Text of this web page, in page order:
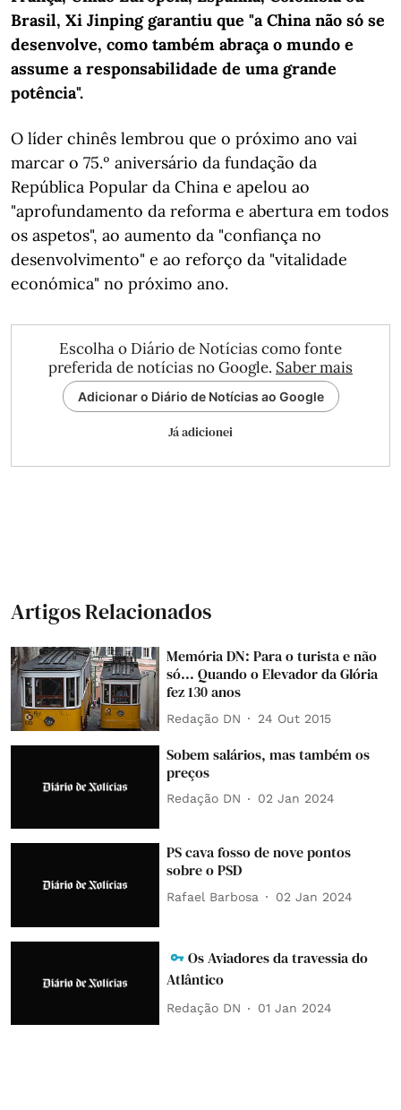
Brasil, Xi Jinping garantiu que "a China não só se
desenvolve, como também abraça o mundo e
assume a responsabilidade de uma grande
potência".
O líder chinês lembrou que o próximo ano vai
marcar o 75.º aniversário da fundação da
República Popular da China e apelou ao
"aprofundamento da reforma e abertura em todos
os aspetos", ao aumento da "confiança no
desenvolvimento" e ao reforço da "vitalidade
económica" no próximo ano.
Escolha o Diário de Notícias como fonte
preferida de notícias no Google. Saber mais
Adicionar o Diário de Notícias ao Google
Já adicionei
Artigos Relacionados
Memória DN: Para o turista e não
só... Quando o Elevador da Glória
fez 130 anos
Redação DN 24 Out 2015
Sobem salários, mas também os
preços
Redação DN 02 Jan 2024
PS cava fosso de nove pontos
sobre o PSD
Rafael Barbosa 02 Jan 2024
Os Aviadores da travessia do
Atlântico
Redação DN 01 Jan 2024